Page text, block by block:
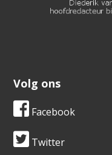
Volg ons
Facebook
Twitter